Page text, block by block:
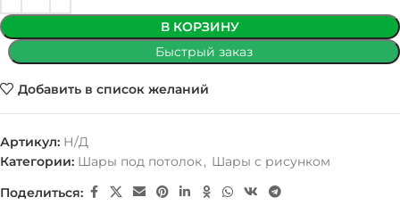
В КОРЗИНУ
Быстрый заказ
Добавить в список желаний
Артикул: Н/Д
Категории: Шары под потолок, Шары с рисунком
Поделиться: